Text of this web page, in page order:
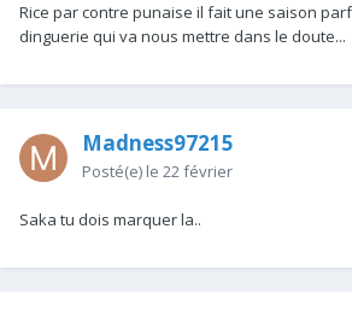
Rice par contre punaise il fait une saison
dinguerie qui va nous mettre dans le doute...
Madness97215
Posté(e) le 22 février
Saka tu dois marquer la..